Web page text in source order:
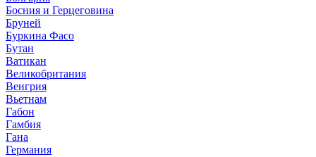
Босния и Герцеговина
Бруней
Буркина Фасо
Бутан
Ватикан
Великобритания
Венгрия
Вьетнам
Габон
Гамбия
Гана
Германия